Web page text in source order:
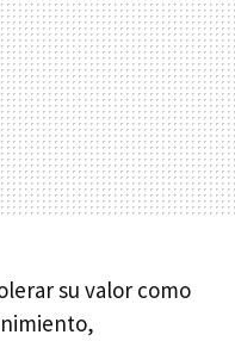
su valor como